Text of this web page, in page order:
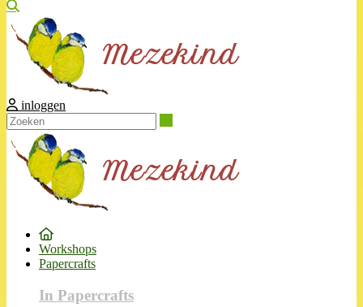
inloggen
Workshops
Papercrafts
In Papercrafts